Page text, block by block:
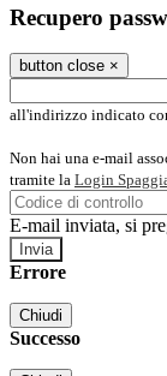
Recupero
button close ×
all'indirizzo indicato
Non hai una e-mail
tramite la Login
E-mail inviata, si
Errore
Chiudi
Successo